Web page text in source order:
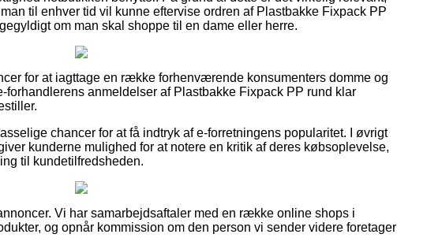
til enhver tid vil kunne eftervise ordren af Plastbakke Fixpack PP
om man skal shoppe til en dame eller herre.
for at iagttage en række forhenværende konsumenters domme og
forhandlerens anmeldelser af Plastbakke Fixpack PP rund klar
chancer for at få indtryk af e-forretningens popularitet. I øvrigt
kunderne mulighed for at notere en kritik af deres købsoplevelse,
til kundetilfredsheden.
Vi har samarbejdsaftaler med en række online shops i
og opnår kommission om den person vi sender videre foretager